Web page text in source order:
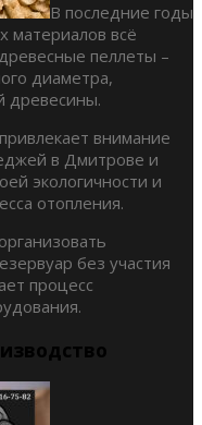
В последние годы
материалов всё
пеллеты –
диаметра,
древесины.
внимание
в Дмитрове и
экологичности и
отопления.
без участия
процесс